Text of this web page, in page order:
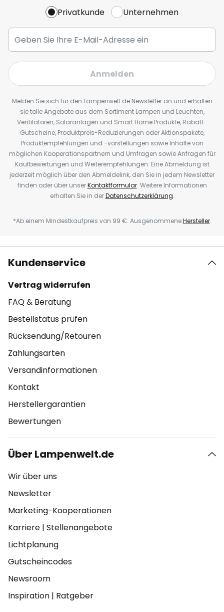
Privatkunde Unternehmen
Anmelden
Melden Sie sich für den Lampenwelt.de Newsletter an und erhalten
sie tolle Angebote aus dem Sortiment Lampen und Leuchten,
Ventilatoren, Solaranlagen und Smart Home Produkte, Rabatt-
Gutscheine, Produktpreis-Reduzierungen oder Aktionspakete,
Produktempfehlungen und -vorstellungen sowie Inhalte von
möglichen Kooperationspartnern und Umfragen sowie Anfragen für
Kaufbewertungen und Weiterempfehlungen. Eine Abmeldung ist
jederzeit möglich über den Abmeldelink, den Sie in jedem Newsletter
finden oder über unserKontaktformular. Weitere Informationen
erhalten Sie in derDatenschutzerklärung.
*Ab einem Mindestkaufpreis von 99 €. AusgenommeneHersteller.
Kundenservice
Vertrag widerrufen
FAQ & Beratung
Bestellstatus prüfen
Rücksendung/Retouren
Zahlungsarten
Versandinformationen
Kontakt
Herstellergarantien
Bewertungen
Über Lampenwelt.de
Wir über uns
Newsletter
Marketing-Kooperationen
Karriere | Stellenangebote
Lichtplanung
Gutscheincodes
Newsroom
Inspiration | Ratgeber